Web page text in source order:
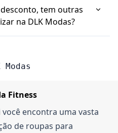
frete grátis em
valor. Por exemplo,
região Sudeste e
tem outras
na DLK Modas?
que podem ser de
Fitness
você encontra uma vasta
de roupas para